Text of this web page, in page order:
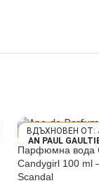
AN PAUL
SCANDAL
Парфюмна вода
Candygirl 100 ml
Scandal